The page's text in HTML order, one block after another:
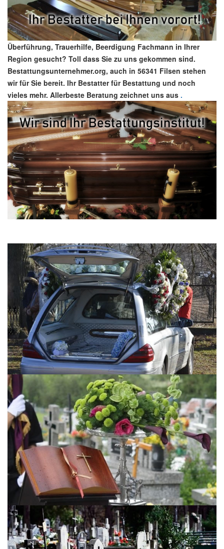
Überführung, Trauerhilfe, Beerdigung Fachmann in Ihrer
Region gesucht? Toll dass Sie zu uns gekommen sind.
Bestattungsunternehmer.org, auch in 56341 Filsen stehen
wir für Sie bereit. Ihr Bestatter für Bestattung und noch
vieles mehr. Allerbeste Beratung zeichnet uns aus .